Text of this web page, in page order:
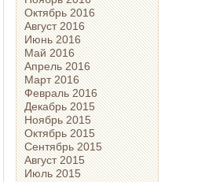
Октябрь 2016
Август 2016
Июнь 2016
Май 2016
Апрель 2016
Март 2016
Февраль 2016
Декабрь 2015
Ноябрь 2015
Октябрь 2015
Сентябрь 2015
Август 2015
Июль 2015